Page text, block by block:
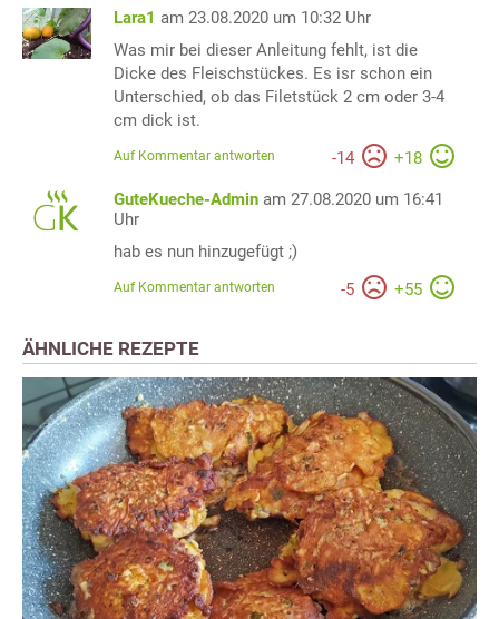
Lara1 am 23.08.2020 um 10:32 Uhr
Was mir bei dieser Anleitung fehlt, ist die
Dicke des Fleischstückes. Es isr schon ein
Unterschied, ob das Filetstück 2 cm oder 3-4
cm dick ist.
-14 +18
Auf Kommentar antworten
GuteKueche-Admin am 27.08.2020 um 16:41
Uhr
hab es nun hinzugefügt ;)
-5 +55
Auf Kommentar antworten
ÄHNLICHE REZEPTE